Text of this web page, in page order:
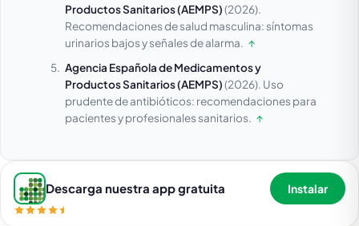
Productos Sanitarios (AEMPS)(2026).
Recomendaciones de salud masculina: síntomas
urinarios bajos y señales de alarma. ↑
Agencia Española de Medicamentos y
Productos Sanitarios (AEMPS)(2026). Uso
prudente de antibióticos: recomendaciones para
pacientes y profesionales sanitarios. ↑
Descarga nuestra app gratuita Instalar